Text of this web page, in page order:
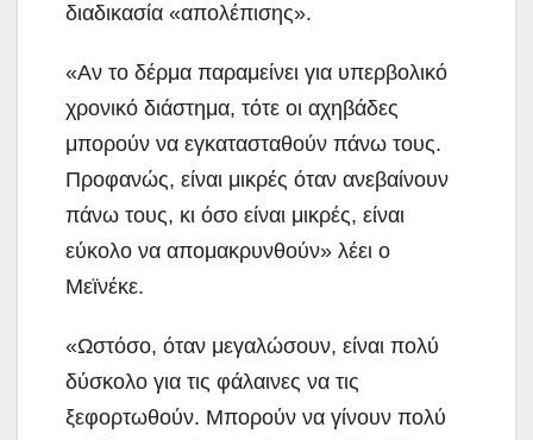
διαδικασία «απολέπισης».
«Αν το δέρμα παραμείνει για υπερβολικό
χρονικό διάστημα, τότε οι αχηβάδες
μπορούν να εγκατασταθούν πάνω τους.
Προφανώς, είναι μικρές όταν ανεβαίνουν
πάνω τους, κι όσο είναι μικρές, είναι
εύκολο να απομακρυνθούν» λέει ο
Μεϊνέκε.
«Ωστόσο, όταν μεγαλώσουν, είναι πολύ
δύσκολο για τις φάλαινες να τις
ξεφορτωθούν. Μπορούν να γίνουν πολύ